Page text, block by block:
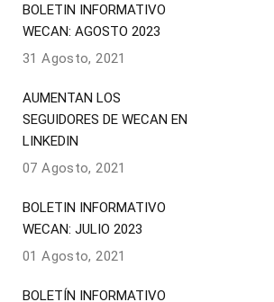
BOLETIN INFORMATIVO
WECAN: AGOSTO 2023
31 Agosto, 2021
AUMENTAN LOS
SEGUIDORES DE WECAN EN
LINKEDIN
07 Agosto, 2021
BOLETIN INFORMATIVO
WECAN: JULIO 2023
01 Agosto, 2021
BOLETÍN INFORMATIVO